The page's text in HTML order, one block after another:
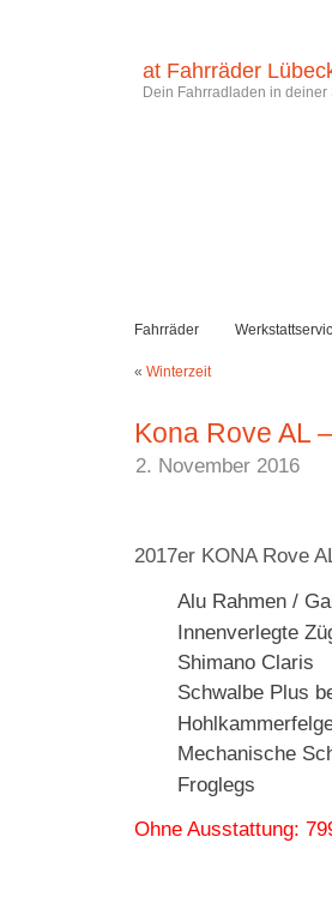
at Fahrräder
Dein Fahrradladen in deiner
Fahrräder
« Winterzeit
Kona Rove AL
2. November 2016
2017er KONA Rove
Alu Rahmen /
Innenverlegte
Shimano Claris
Schwalbe Plus
Mechanische
Froglegs
Ohne Ausstattung: